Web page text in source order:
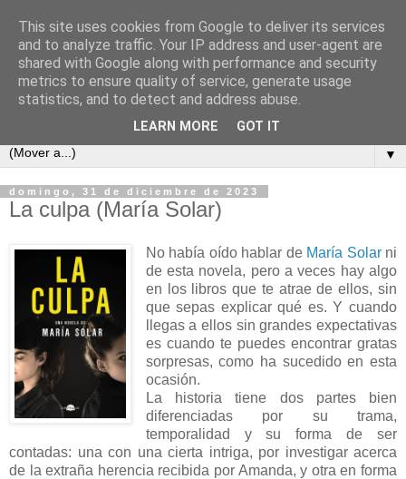
Cada semana un libro
Este es un blog para los amantes de la lectura, un sitio para
intercambiar opiniones y comentarios de libros.
▼
domingo, 31 de diciembre de 2023
La culpa (María Solar)
No había oído hablar de María Solarni
de esta novela, pero a veces hay algo
en los libros que te atrae de ellos, sin
que sepas explicar qué es. Y cuando
llegas a ellos sin grandes expectativas
es cuando te puedes encontrar gratas
sorpresas, como ha sucedido en esta
ocasión.
La historia tiene dos partes bien
diferenciadas por su trama,
temporalidad y su forma de ser
contadas: una con una cierta intriga, por investigar acerca
de la extraña herencia recibida por Amanda, y otra en forma
This site uses cookies from Google to deliver its services
and to analyze traffic. Your IP address and user-agent are
shared with Google along with performance and security
metrics to ensure quality of service, generate usage
statistics, and to detect and address abuse.
LEARN MORE GOT IT